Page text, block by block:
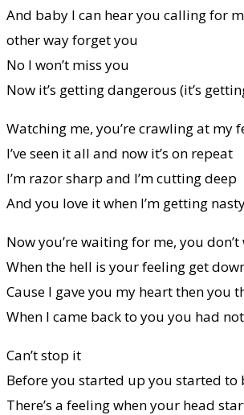
And baby I can hear you calling for
other way forget you
No I won’t miss you
Now it’s getting dangerous (it’s
Watching me, you’re crawling at my
I’ve seen it all and now it’s on repeat
I’m razor sharp and I’m cutting deep
And you love it when I’m getting
Now you’re waiting for me, you
When the hell is your feeling get
Cause I gave you my heart then you
When I came back to you you had
Can’t stop it
Before you started up you started to
There’s a feeling when your head